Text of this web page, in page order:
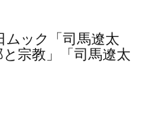
ムック「司馬遼太
宗教」「司馬遼太